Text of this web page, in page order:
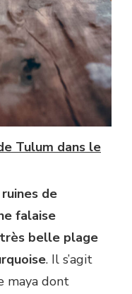
Tulum dans le
de
falaise
belle plage
. Il s’agit
maya dont